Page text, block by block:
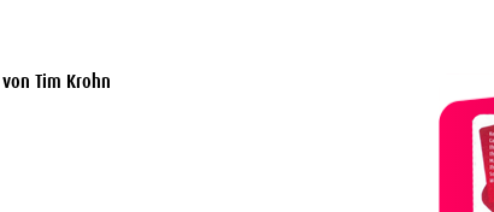
Tim Krohn